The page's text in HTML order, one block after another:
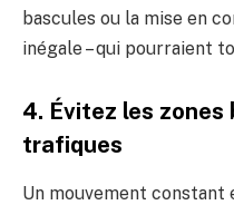
bascules ou la mise en
inégale – qui pourraient
4. Évitez les
trafiques
Un mouvement